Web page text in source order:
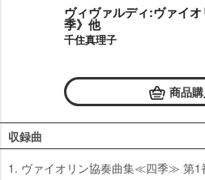
ヴィヴァルディ:ヴァイ
季》他
千住真理子
商品
収録曲
1. ヴァイオリン協奏曲集≪四季≫ 第1